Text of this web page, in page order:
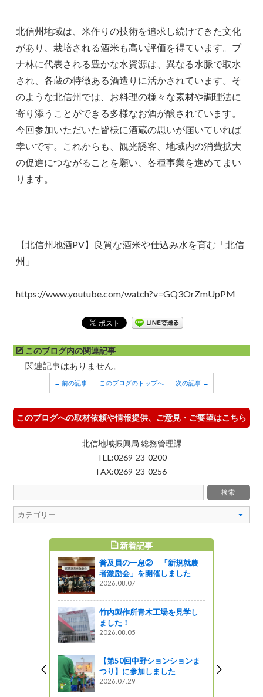
北信州地域は、米作りの技術を追求し続けてきた文化
があり、栽培される酒米も高い評価を得ています。ブ
ナ林に代表される豊かな水資源は、異なる水脈で取水
され、各蔵の特徴ある酒造りに活かされています。そ
のような北信州では、お料理の様々な素材や調理法に
寄り添うことができる多様なお酒が醸されています。
今回参加いただいた皆様に酒蔵の思いが届いていれば
幸いです。これからも、観光誘客、地域内の消費拡大
の促進につながることを願い、各種事業を進めてまい
ります。
【北信州地酒PV】良質な酒米や仕込み水を育む「北信
州」
https://www.youtube.com/watch?v=GQ3OrZmUpPM
このブログ内の関連記事
関連記事はありません。
← 前の記事 このブログのトップへ 次の記事 →
このブログへの取材依頼や情報提供、ご意見・ご要望はこちら
北信地域振興局 総務管理課
TEL:0269-23-0200
FAX:0269-23-0256
新着記事
普及員の一息② 「新規就農
者激励会」を開催しました
2026.08.07
竹内製作所青木工場を見学し
ました！
2026.08.05
【第50回中野ションションま
つり】に参加しました
2026.07.29